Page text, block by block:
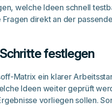
welche Ideen schnell
direkt an der
festlegen
Matrix ein klarer
Ideen weiter geprüft
vorliegen sollen.